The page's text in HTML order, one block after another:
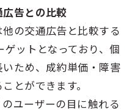
広告との比較
の交通広告と比較する
ットとなっており、個
ため、成約単価・障害
とができます。
ユーザーの目に触れる